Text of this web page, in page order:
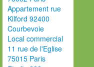
Appartement rue
Kilford 92400
Courbevoie
Local commercial
11 rue de l'Eglise
75015 Paris